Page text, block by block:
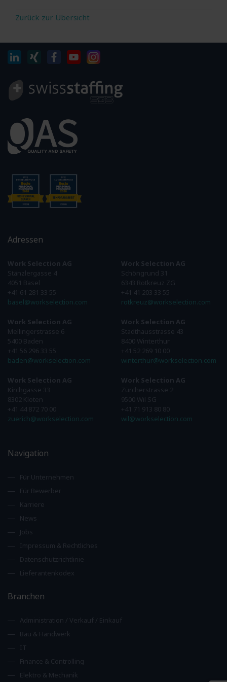
Zurück zur Übersicht
Adressen
Work Selection AG
Stänzlergasse 4
4051 Basel
+41 61 281 33 55
basel@workselection.com
Work Selection AG
Mellingerstrasse 6
5400 Baden
+41 56 296 33 55
baden@workselection.com
Work Selection AG
Kirchgasse 33
8302 Kloten
+41 44 872 70 00
zuerich@workselection.com
Work Selection AG
Schöngrund 31
6343 Rotkreuz ZG
+41 41 203 33 55
rotkreuz@workselection.com
Work Selection AG
Stadthausstrasse 43
8400 Winterthur
+41 52 269 10 00
winterthur@workselection.com
Work Selection AG
Zürcherstrasse 2
9500 Wil SG
+41 71 913 80 80
wil@workselection.com
Navigation
Für Unternehmen
Für Bewerber
Karriere
News
Jobs
Impressum & Rechtliches
Datenschutzrichtlinie
Lieferantenkodex
Branchen
Administration / Verkauf / Einkauf
Bau & Handwerk
IT
Finance & Controlling
Elektro & Mechanik